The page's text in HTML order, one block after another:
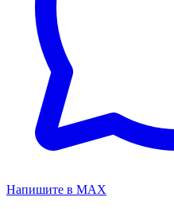
Напишите в MAX